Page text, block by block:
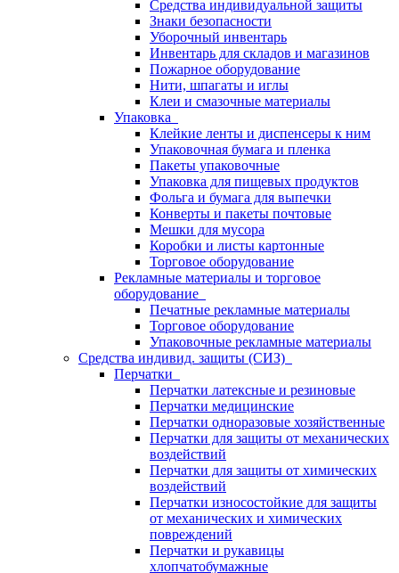
Средства индивидуальной защиты
Знаки безопасности
Уборочный инвентарь
Инвентарь для складов и магазинов
Пожарное оборудование
Нити, шпагаты и иглы
Клеи и смазочные материалы
Упаковка
Клейкие ленты и диспенсеры к ним
Упаковочная бумага и пленка
Пакеты упаковочные
Упаковка для пищевых продуктов
Фольга и бумага для выпечки
Конверты и пакеты почтовые
Мешки для мусора
Коробки и листы картонные
Торговое оборудование
Рекламные материалы и торговое
оборудование
Печатные рекламные материалы
Торговое оборудование
Упаковочные рекламные материалы
Средства индивид. защиты (СИЗ)
Перчатки
Перчатки латексные и резиновые
Перчатки медицинские
Перчатки одноразовые хозяйственные
Перчатки для защиты от механических
воздействий
Перчатки для защиты от химических
воздействий
Перчатки износостойкие для защиты
от механических и химических
повреждений
Перчатки и рукавицы
хлопчатобумажные